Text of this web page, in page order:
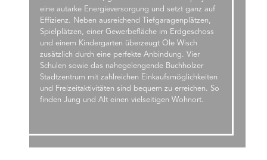
eine autarke Energieversorgung und setzt ganz auf
Effizienz. Neben ausreichend Tiefgaragenplätzen,
Spielplätzen, einer Gewerbefläche im Erdgeschoss
und einem Kindergarten überzeugt Ole Wisch
zusätzlich durch eine perfekte Anbindung. Vier
Schulen sowie das nahegelengende Buchholzer
Stadtzentrum mit zahlreichen Einkaufsmöglichkeiten
und Freizeitaktivitäten sind bequem zu erreichen. So
finden Jung und Alt einen vielseitigen Wohnort.